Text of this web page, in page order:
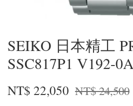
SEIKO 日本精工
SSC817P1 V192-
NT$ 22,050 NT$ 24,500